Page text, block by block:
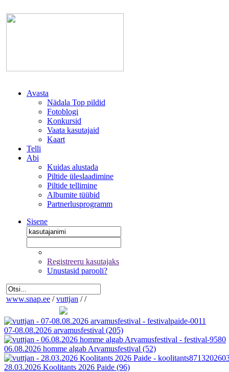
Avasta
Nädala Top pildid
Fotoblogi
Konkursid
Vaata kasutajaid
Kaart
Telli
Abi
Kuidas alustada
Piltide üleslaadimine
Piltide tellimine
Albumite tüübid
Partnerlusprogramm
Sisene
Registreeru kasutajaks
Unustasid parooli?
www.snap.ee / vuttjan / /
07-08.08.2026 arvamusfestival (205)
06.08.2026 homme algab Arvamusfestival (52)
28.03.2026 Koolitants 2026 Paide (96)